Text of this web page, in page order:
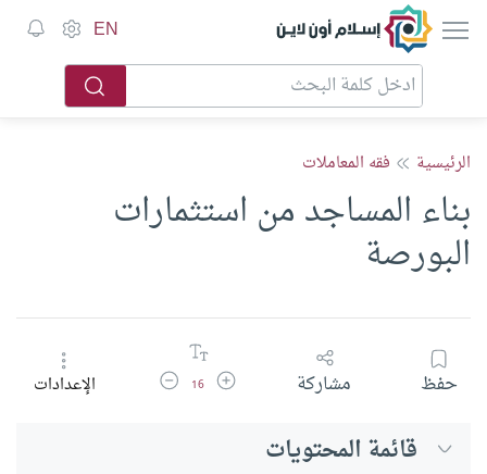
إسلام أون لاين EN
الرئيسية فقه المعاملات
بناء المساجد من استثمارات
البورصة
حفظ مشاركة زيادة حجم الخط
16 تقليل حجم الخطالإعدادات
قائمة المحتويات